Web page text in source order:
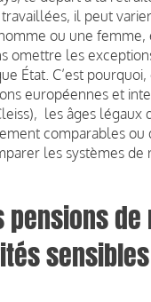
travaillées, il peut
ou une femme,
omettre les
État. C’est
européennes et
les âges légaux
comparables ou
les systèmes de
pensions
sensibles